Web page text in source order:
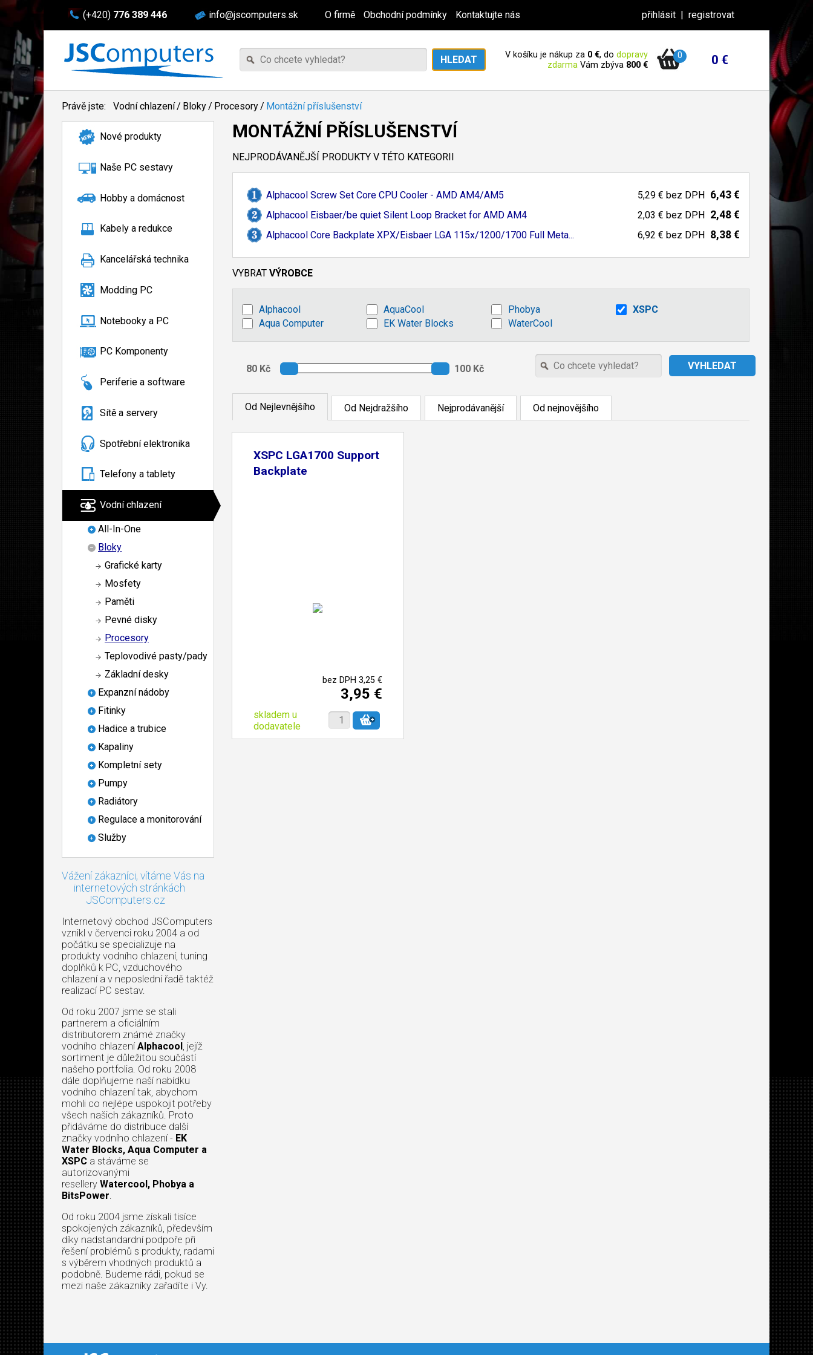
(+420) 776 389 446 info@jscomputers.sk O firmě Obchodní podmínky Kontaktujte nás přihlásit | registrovat
V košíku je nákup za 0 €, do dopravy
zdarma Vám zbýva 800 €
0 0 €
Právě jste: Vodní chlazení/ Bloky/ Procesory/ Montážní příslušenství
Nové produkty
Naše PC sestavy
Hobby a domácnost
Kabely a redukce
Kancelářská technika
Modding PC
Notebooky a PC
PC Komponenty
Periferie a software
Sítě a servery
Spotřební elektronika
Telefony a tablety
Vodní chlazení
All-In-One
Bloky
Grafické karty
Mosfety
Paměti
Pevné disky
Procesory
Teplovodivé pasty/pady
Základní desky
Expanzní nádoby
Fitinky
Hadice a trubice
Kapaliny
Kompletní sety
Pumpy
Radiátory
Regulace a monitorování
Služby
Vážení zákazníci, vítáme Vás na
internetových stránkách
JSComputers.cz
Internetový obchod JSComputers
vznikl v červenci roku 2004 a od
počátku se specializuje na
produkty vodního chlazení, tuning
doplňků k PC, vzduchového
chlazení a v neposlední řadě taktéž
realizací PC sestav.
Od roku 2007 jsme se stali
partnerem a oficiálním
distributorem známé značky
vodního chlazení Alphacool, jejíž
sortiment je důležitou součástí
našeho portfolia. Od roku 2008
dále doplňujeme naší nabídku
vodního chlazení tak, abychom
mohli co nejlépe uspokojit potřeby
všech našich zákazníků. Proto
přidáváme do distribuce další
značky vodního chlazení - EK
Water Blocks, Aqua Computer a
XSPC a stáváme se
autorizovanými
resellery Watercool, Phobya a
BitsPower.
Od roku 2004 jsme získali tisíce
spokojených zákazníků, především
díky nadstandardní podpoře při
řešení problémů s produkty, radami
s výběrem vhodných produktů a
podobně. Budeme rádi, pokud se
mezi naše zákazníky zařadíte i Vy.
MONTÁŽNÍ PŘÍSLUŠENSTVÍ
NEJPRODÁVANĚJŠÍ PRODUKTY V TÉTO KATEGORII
Alphacool Screw Set Core CPU Cooler - AMD AM4/AM5 5,29 € bez DPH 6,43 €
Alphacool Eisbaer/be quiet Silent Loop Bracket for AMD AM4 2,03 € bez DPH 2,48 €
Alphacool Core Backplate XPX/Eisbaer LGA 115x/1200/1700 Full Meta... 6,92 € bez DPH 8,38 €
VYBRAT VÝROBCE
Alphacool AquaCool Phobya
XSPC
Aqua Computer
EK Water Blocks WaterCool
Od Nejlevnějšího Od Nejdražšího Nejprodávanější Od nejnovějšího
XSPC LGA1700 Support
Backplate
bez DPH 3,25 €
3,95 €
skladem u
dodavatele